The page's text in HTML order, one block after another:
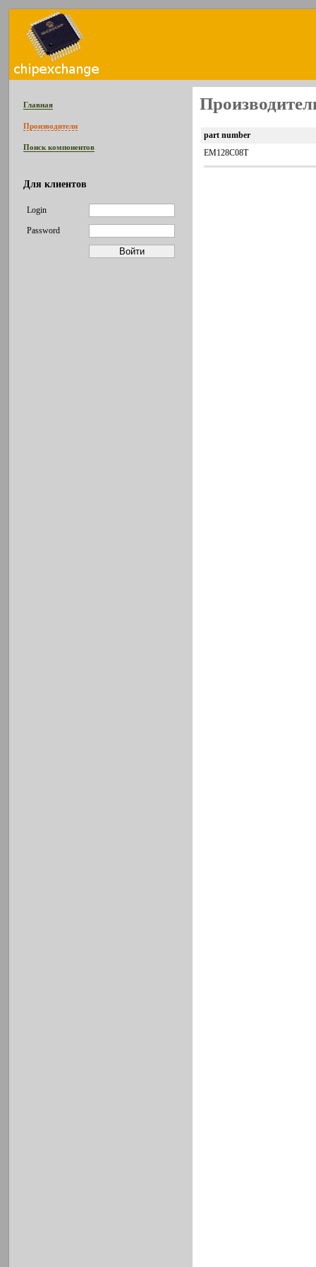
Главная
Производители
Поиск компонентов
Для клиентов
Login
Password
part number
EM128C08T